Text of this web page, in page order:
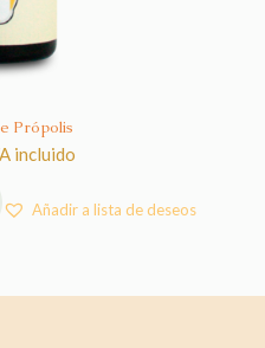
Própolis
incluido
Añadir a lista de deseos